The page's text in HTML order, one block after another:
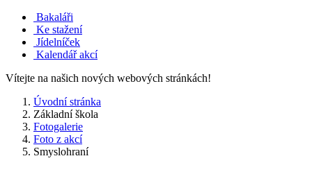
Bakaláři
Ke stažení
Jídelníček
Kalendář akcí
Vítejte na našich nových webových stránkách!
Úvodní stránka
Základní škola
Fotogalerie
Foto z akcí
Smyslohraní